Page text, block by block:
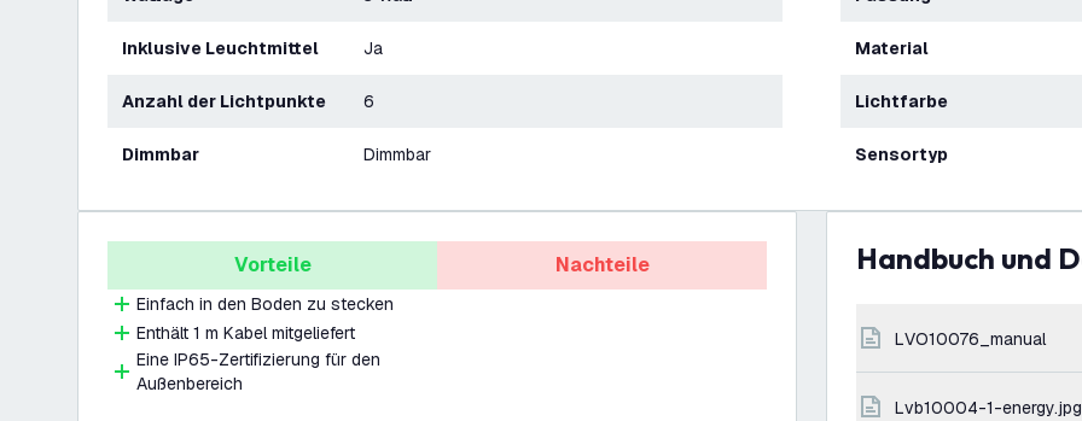
Inklusive Leuchtmittel Ja
Anzahl der Lichtpunkte 6
Dimmbar Dimmbar
Material
Lichtfarbe
Sensortyp
Vorteile
Einfach in den Boden zu stecken
Enthält 1 m Kabel mitgeliefert
Eine IP65-Zertifizierung für den
Außenbereich
Nachteile Handbuch und
LVO10076_manual
lvb10004-1-energy.jpg